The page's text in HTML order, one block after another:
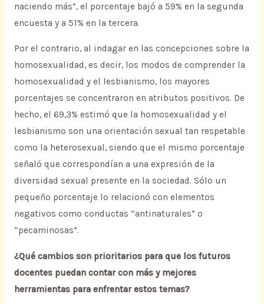
naciendo más”, el porcentaje bajó a 59% en la segunda
encuesta y a 51% en la tercera.
Por el contrario, al indagar en las concepciones sobre la
homosexualidad, es decir, los modos de comprender la
homosexualidad y el lesbianismo, los mayores
porcentajes se concentraron en atributos positivos. De
hecho, el 69,3% estimó que la homosexualidad y el
lesbianismo son una orientación sexual tan respetable
como la heterosexual, siendo que el mismo porcentaje
señaló que correspondían a una expresión de la
diversidad sexual presente en la sociedad. Sólo un
pequeño porcentaje lo relacionó con elementos
negativos como conductas “antinaturales” o
“pecaminosas”.
¿Qué cambios son prioritarios para que los futuros
docentes puedan contar con más y mejores
herramientas para enfrentar estos temas?